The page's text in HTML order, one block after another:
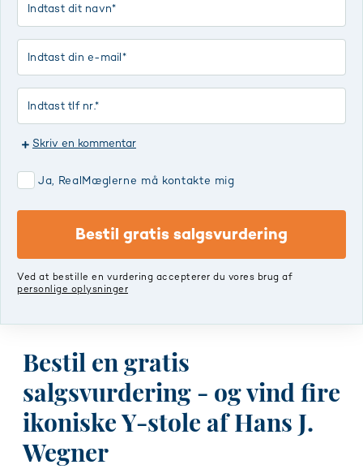
Skriv en kommentar
Ja, RealMæglerne må kontakte mig
Bestil gratis salgsvurdering
Ved at bestille en vurdering accepterer du vores brug af
personlige oplysninger
Bestil en gratis
salgsvurdering - og vind fire
ikoniske Y-stole af Hans J.
Wegner